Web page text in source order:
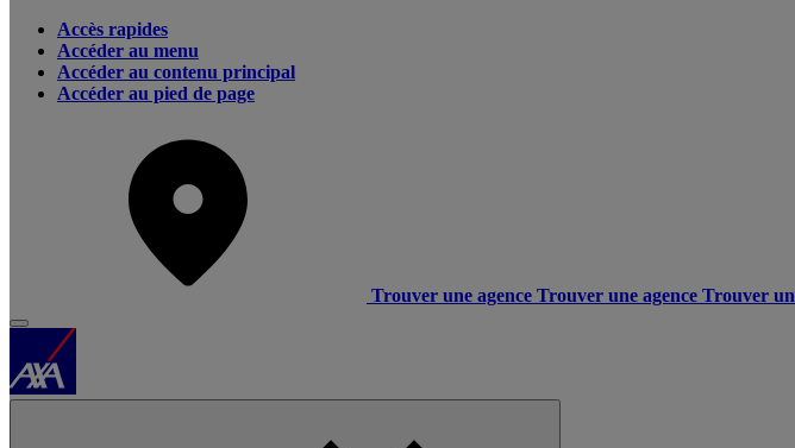
Accès rapides
Accéder au menu
Accéder au contenu principal
Accéder au pied de page
Trouver une agence Trouver une agence Trouver